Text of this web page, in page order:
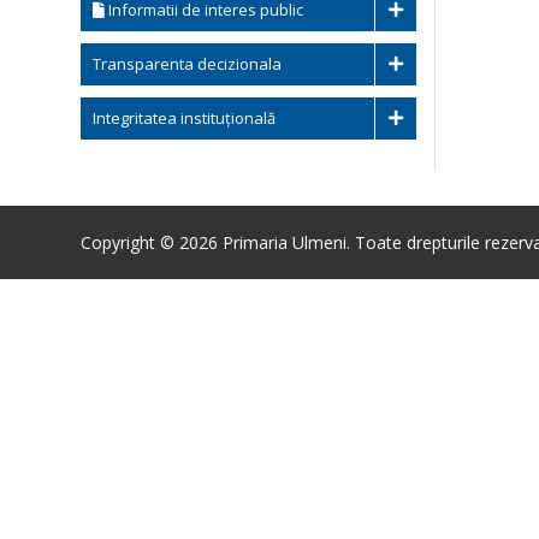
Informatii de interes public
Transparenta decizionala
Integritatea instituțională
Copyright © 2026 Primaria Ulmeni. Toate drepturile